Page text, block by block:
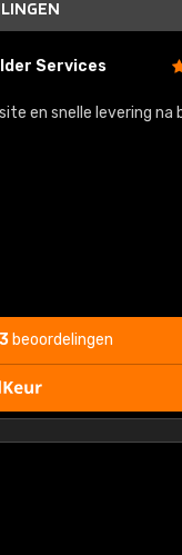
Services
en snelle levering na
beoordelingen